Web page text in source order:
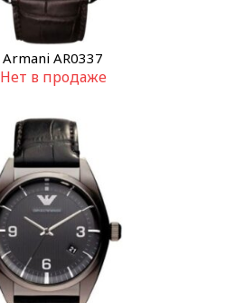
Armani AR0337
Нет в продаже